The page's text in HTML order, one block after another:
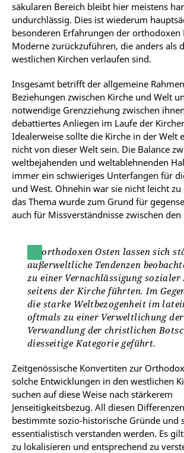
säkularen Bereich bleibt hier meistens
undurchlässig. Dies ist wiederum
besonderen Erfahrungen der orthodoxen
Moderne zurückzuführen, die anders als
westlichen Kirchen verlaufen sind.
Insgesamt betrifft der allgemeine
Beziehungen zwischen Kirche und Welt
notwendige Grenzziehung zwischen
debattiertes Anliegen im Laufe der
Idealerweise sollte die Kirche in der Welt
nicht von dieser Welt sein. Die Balance
weltbejahenden und weltablehnenden
immer ein schwieriges Unterfangen für
und West. Ohnehin war sie nicht leicht
das Thema wurde zum Grund für
auch für Missverständnisse zwischen den
Im orthodoxen Osten lassen sich
außerweltliche Tendenzen
zu einer Vernachlässigung sozialer
seitens der Kirche führten. Im
die starke Weltbezogenheit im
oftmals zu einer Verweltlichung
Verwandlung der christlichen
diesseitige Kategorie geführt.
Zeitgenössische Konvertiten zur
solche Entwicklungen in den westlichen
suchen auf diese Weise nach stärkerem
Jenseitigkeitsbezug. All diesen
bestimmte sozio-historische Gründe und
essentialistisch verstanden werden. Es
zu lokalisieren und entsprechend zu